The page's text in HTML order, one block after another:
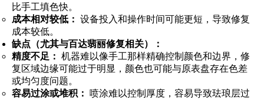
比手工填色快。
成本相对较低： 设备投入和操作时间可能更短，导致修复
成本较低。
缺点（尤其与百达翡丽修复相关）：
精度不足： 机器难以像手工那样精确控制颜色和边界，修
复区域边缘可能过于明显，颜色也可能与原表盘存在色差
或均匀度问题。
容易过涂或堆积：
喷涂难以控制厚度，容易导致珐琅层过